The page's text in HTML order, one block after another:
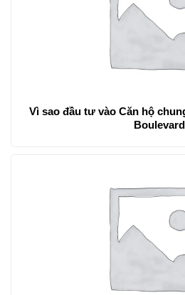
Vì sao đầu tư vào Căn hộ
Boulevard